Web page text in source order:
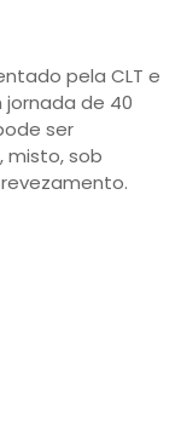
pela CLT e
de 40
ser
misto, sob